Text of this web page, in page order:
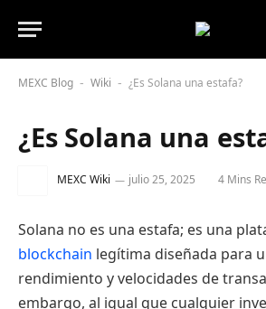
MEXC Blog - Wiki - ¿Es Solana una estafa?
¿Es Solana una
MEXC Wiki julio 25, 2025 4 Mins
Solana no es una estafa; es una
blockchain legítima diseñada para
rendimiento y velocidades de
embargo, al igual que cualquier